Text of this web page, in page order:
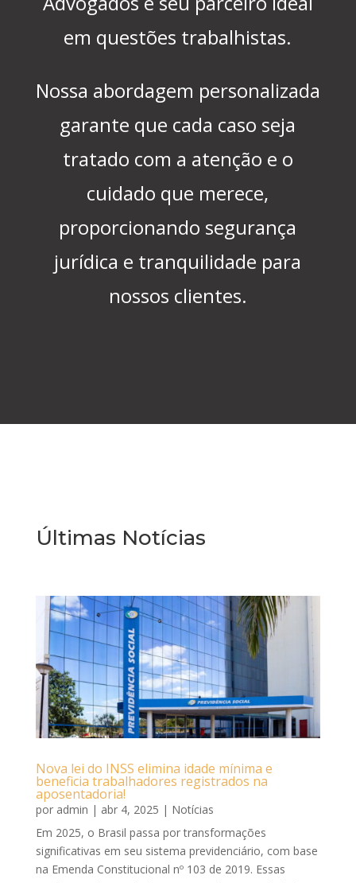
em questões trabalhistas.
Nossa abordagem personalizada
garante que cada caso seja
tratado com a atenção e o
cuidado que merece,
proporcionando segurança
jurídica e tranquilidade para
nossos clientes.
Últimas Notícias
Nova lei do INSS elimina idade mínima e
beneficia trabalhadores registrados na
aposentadoria!
por admin | abr 4, 2025 | Notícias
Em 2025, o Brasil passa por transformações
significativas em seu sistema previdenciário, com base
na Emenda Constitucional nº 103 de 2019. Essas